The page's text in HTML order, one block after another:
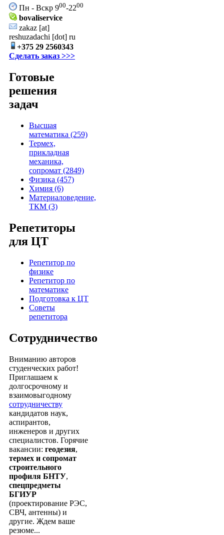
Пн - Вскр 900-2200
bovaliservice
zakaz [at]
reshuzadachi [dot] ru
+375 29 2560343
Сделать заказ >>>
Готовые
решения
задач
Высшая
математика (259)
Термех,
прикладная
механика,
сопромат (2849)
Физика (457)
Химия (6)
Материаловедение,
ТКМ (3)
Репетиторы
для ЦТ
Репетитор по
физике
Репетитор по
математике
Подготовка к ЦТ
Советы
репетитора
Сотрудничество
Вниманию авторов
студенческих работ!
Приглашаем к
долгосрочному и
взаимовыгодному
сотрудничеству
кандидатов наук,
аспирантов,
инженеров и других
специалистов. Горячие
вакансии: геодезия,
термех и сопромат
строительного
профиля БНТУ,
спецпредметы
БГИУР
(проектирование РЭС,
СВЧ, антенны) и
другие. Ждем ваше
резюме...